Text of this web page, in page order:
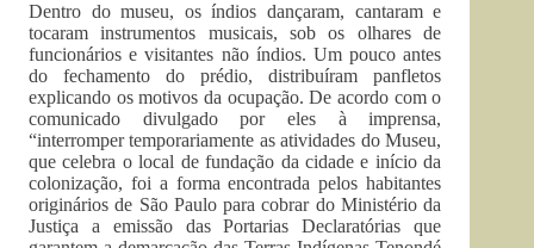
Dentro do museu, os índios dançaram, cantaram e
tocaram instrumentos musicais, sob os olhares de
funcionários e visitantes não índios. Um pouco antes
do fechamento do prédio, distribuíram panfletos
explicando os motivos da ocupação. De acordo com o
comunicado divulgado por eles à imprensa,
“interromper temporariamente as atividades do Museu,
que celebra o local de fundação da cidade e início da
colonização, foi a forma encontrada pelos habitantes
originários de São Paulo para cobrar do Ministério da
Justiça a emissão das Portarias Declaratórias que